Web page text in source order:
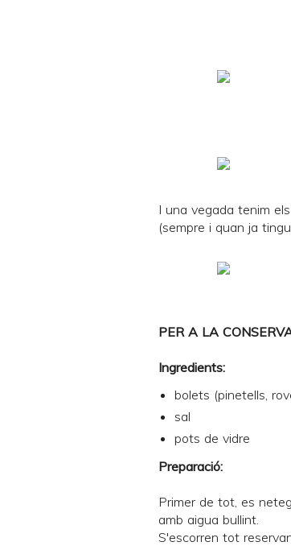
I una vegada tenim
(sempre i quan ja
PER A LA
Ingredients:
bolets (pinetells,
sal
pots de vidre
Preparació:
Primer de tot, es
amb aigua bullint.
S'escorren tot